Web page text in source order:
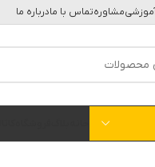
مشاورهتماس با مادرباره ما